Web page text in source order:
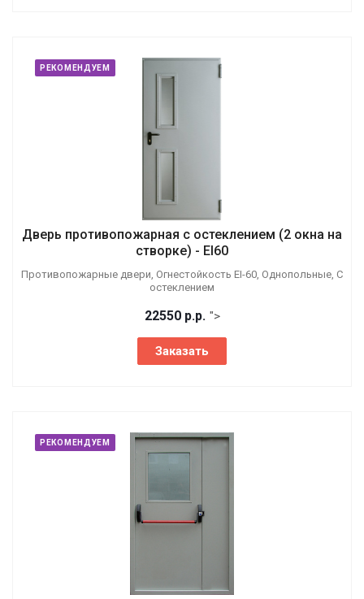
РЕКОМЕНДУЕМ
Дверь противопожарная с остеклением (2 окна на
створке) - EI60
Противопожарные двери, Огнестойкость EI-60, Однопольные, С
остеклением
22550 р.р. ">
Заказать
РЕКОМЕНДУЕМ